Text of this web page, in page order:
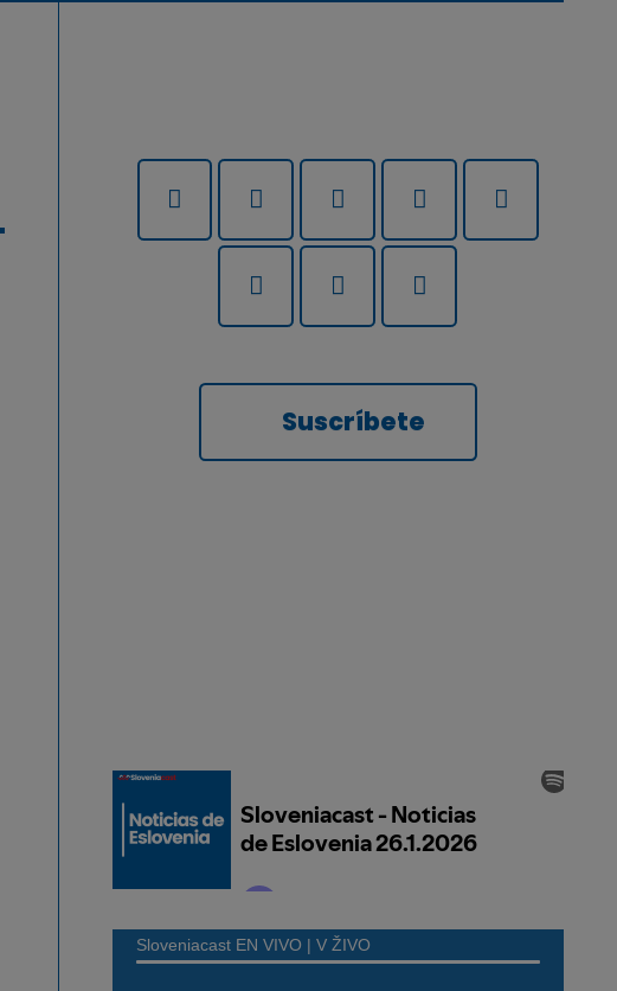
Suscríbete